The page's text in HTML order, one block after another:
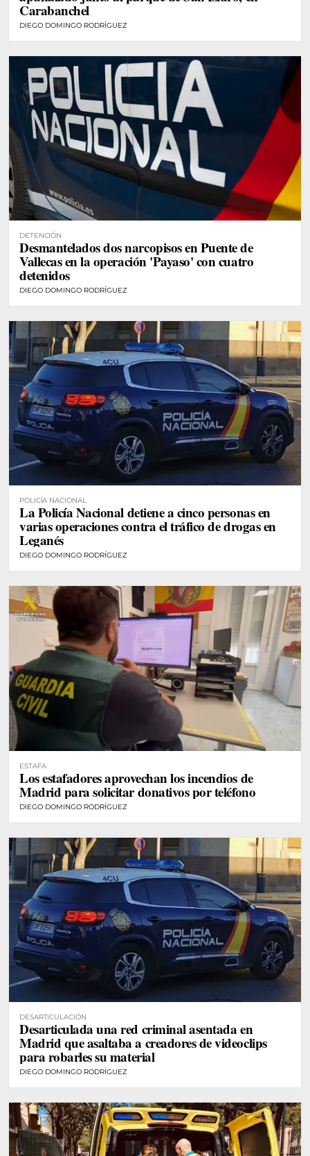
Carabanchel
DIEGO DOMINGO RODRÍGUEZ
DETENCIÓN
Desmantelados dos narcopisos en Puente de
Vallecas en la operación 'Payaso' con cuatro
detenidos
DIEGO DOMINGO RODRÍGUEZ
POLICÍA NACIONAL
La Policía Nacional detiene a cinco personas en
varias operaciones contra el tráfico de drogas en
Leganés
DIEGO DOMINGO RODRÍGUEZ
ESTAFA
Los estafadores aprovechan los incendios de
Madrid para solicitar donativos por teléfono
DIEGO DOMINGO RODRÍGUEZ
DESARTICULACIÓN
Desarticulada una red criminal asentada en
Madrid que asaltaba a creadores de videoclips
para robarles su material
DIEGO DOMINGO RODRÍGUEZ